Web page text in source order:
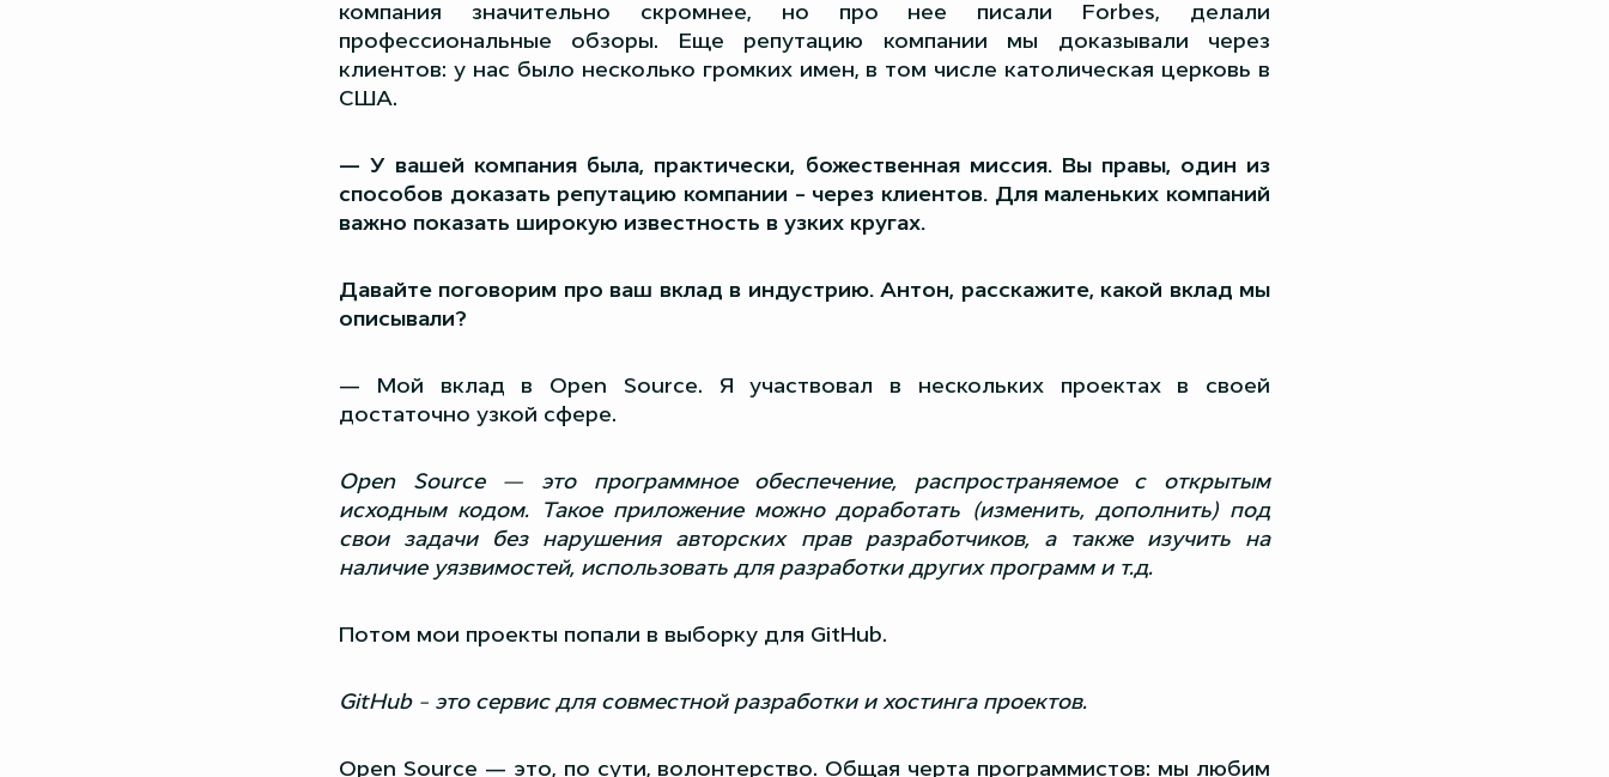
компания значительно скромнее, но про нее писали Forbes, делали
профессиональные обзоры. Еще репутацию компании мы доказывали через
клиентов: у нас было несколько громких имен, в том числе католическая церковь в
США.
— У вашей компания была, практически, божественная миссия. Вы правы, один из
способов доказать репутацию компании – через клиентов. Для маленьких компаний
важно показать широкую известность в узких кругах.
Давайте поговорим про ваш вклад в индустрию. Антон, расскажите, какой вклад мы
описывали?
— Мой вклад в Open Source. Я участвовал в нескольких проектах в своей
достаточно узкой сфере.
Open Source — это программное обеспечение, распространяемое с открытым
исходным кодом. Такое приложение можно доработать (изменить, дополнить) под
свои задачи без нарушения авторских прав разработчиков, а также изучить на
наличие уязвимостей, использовать для разработки других программ и т.д.
Потом мои проекты попали в выборку для GitHub.
GitHub – это сервис для совместной разработки и хостинга проектов.
Open Source — это, по сути, волонтерство. Общая черта программистов: мы любим